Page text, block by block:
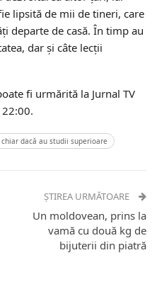
lipsită de mii de tineri, care
departe de casă. În timp au
dar și câte lecții
fi urmărită la Jurnal TV
dacă au studii superioare
ȘTIREA URMĂTOARE
Un moldovean, prins la
vamă cu două kg de
bijuterii din piatră